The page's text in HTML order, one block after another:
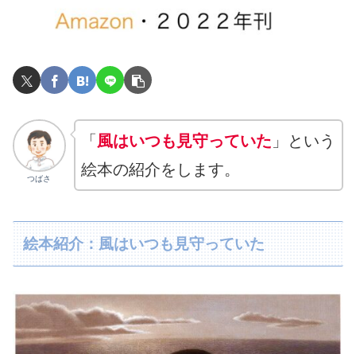
つばさ
「 風はいつも見守っていた 」という
絵本の紹介をします。
絵本紹介：風はいつも見守っていた